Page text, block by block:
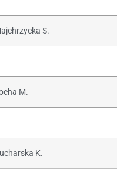
S.
M.
K.